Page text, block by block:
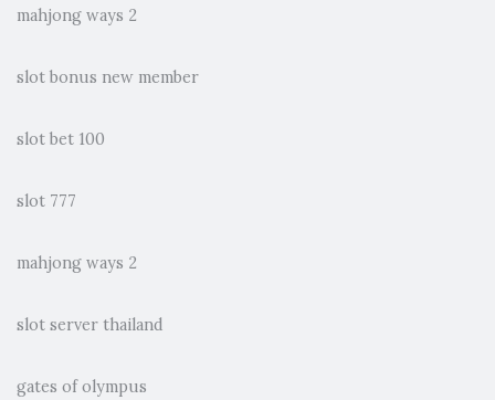
mahjong ways 2
slot bonus new member
slot bet 100
slot 777
mahjong ways 2
slot server thailand
gates of olympus